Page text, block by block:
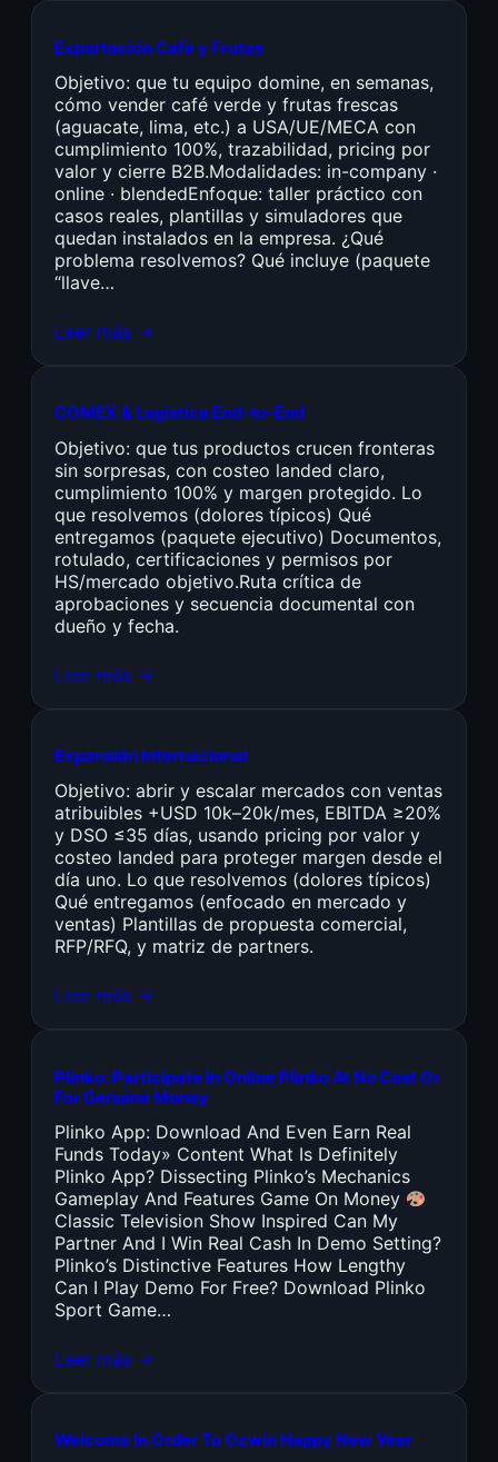
Exportación Café y Frutas
Objetivo: que tu equipo domine, en semanas,
cómo vender café verde y frutas frescas
(aguacate, lima, etc.) a USA/UE/MECA con
cumplimiento 100%, trazabilidad, pricing por
valor y cierre B2B.Modalidades: in-company ·
online · blendedEnfoque: taller práctico con
casos reales, plantillas y simuladores que
quedan instalados en la empresa. ¿Qué
problema resolvemos? Qué incluye (paquete
“llave…
Leer más →
COMEX & Logística End-to-End
Objetivo: que tus productos crucen fronteras
sin sorpresas, con costeo landed claro,
cumplimiento 100% y margen protegido. Lo
que resolvemos (dolores típicos) Qué
entregamos (paquete ejecutivo) Documentos,
rotulado, certificaciones y permisos por
HS/mercado objetivo.Ruta crítica de
aprobaciones y secuencia documental con
dueño y fecha.
Leer más →
Expansión Internacional
Objetivo: abrir y escalar mercados con ventas
atribuibles +USD 10k–20k/mes, EBITDA ≥20%
y DSO ≤35 días, usando pricing por valor y
costeo landed para proteger margen desde el
día uno. Lo que resolvemos (dolores típicos)
Qué entregamos (enfocado en mercado y
ventas) Plantillas de propuesta comercial,
RFP/RFQ, y matriz de partners.
Leer más →
Plinko: Participate In Online Plinko At No Cost Or
For Genuine Money
Plinko App: Download And Even Earn Real
Funds Today» Content What Is Definitely
Plinko App? Dissecting Plinko’s Mechanics
Gameplay And Features Game On Money
Classic Television Show Inspired Can My
Partner And I Win Real Cash In Demo Setting?
Plinko’s Distinctive Features How Lengthy
Can I Play Demo For Free? Download Plinko
Sport Game…
Leer más →
Welcome In Order To Ozwin Happy New Year